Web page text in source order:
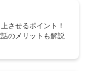
させるポイント！
のメリットも解説